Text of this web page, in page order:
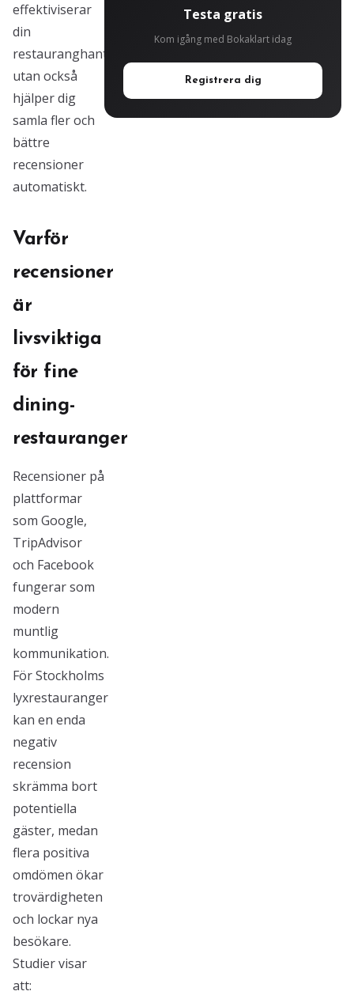
effektiviserar
din
restauranghantering,
utan också
hjälper dig
samla fler och
bättre
recensioner
automatiskt.
Varför
recensioner
är
livsviktiga
för fine
dining-
restauranger
Recensioner på
plattformar
som Google,
TripAdvisor
och Facebook
fungerar som
modern
muntlig
kommunikation.
För Stockholms
lyxrestauranger
kan en enda
negativ
recension
skrämma bort
potentiella
gäster, medan
flera positiva
omdömen ökar
trovärdigheten
och lockar nya
besökare.
Studier visar
att:
Testa gratis
Kom igång med Bokaklart idag
Registrera dig